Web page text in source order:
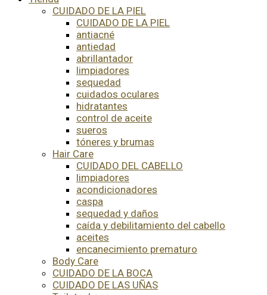
CUIDADO DE LA PIEL
CUIDADO DE LA PIEL
antiacné
antiedad
abrillantador
limpiadores
sequedad
cuidados oculares
hidratantes
control de aceite
sueros
tóneres y brumas
Hair Care
CUIDADO DEL CABELLO
limpiadores
acondicionadores
caspa
sequedad y daños
caída y debilitamiento del cabello
aceites
encanecimiento prematuro
Body Care
CUIDADO DE LA BOCA
CUIDADO DE LAS UÑAS